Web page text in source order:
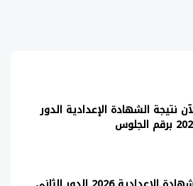
نتيجة الشهادة الإعدادية الدور